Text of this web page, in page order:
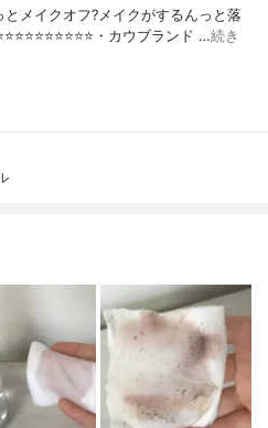
メイクオフ?メイクがするんっと落
・カウブランド …続き